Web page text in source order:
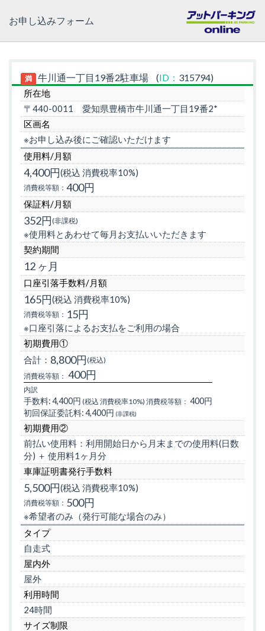
お申し込みフォーム
満 牛川通一丁目19番2駐車場 (ID： 315794)
所在地
〒440-0011
愛知県豊橋市牛川通一丁目19番2*
区画名
※お申し込み後にご確認いただけます
使用料/月額
4,400円(税込 消費税率10%)
消費税等額： 400円
保証料/月額
352円(非課税)
※使用料とあわせて毎月お支払いいただきます
契約期間
12 ヶ月
口座引落手数料/月額
165円(税込 消費税率10%)
消費税等額： 15円
※口座引落によるお支払をご利用の場合
初期費用①
合計： 8,800円(税込)
消費税等額： 400円
内訳
手数料:4,400円 (税込 消費税率10%) 消費税等額： 400円
初回保証委託料:4,400円 (非課税)
初期費用②
前払い使用料：利用開始日から月末までの使用料(日数
分) ＋ 使用料1ヶ月分
車庫証明書発行手数料
5,500円(税込 消費税率10%)
消費税等額： 500円
※希望者のみ（発行可能な場合のみ）
タイプ
自走式
屋内外
屋外
利用時間
24時間
サイズ制限